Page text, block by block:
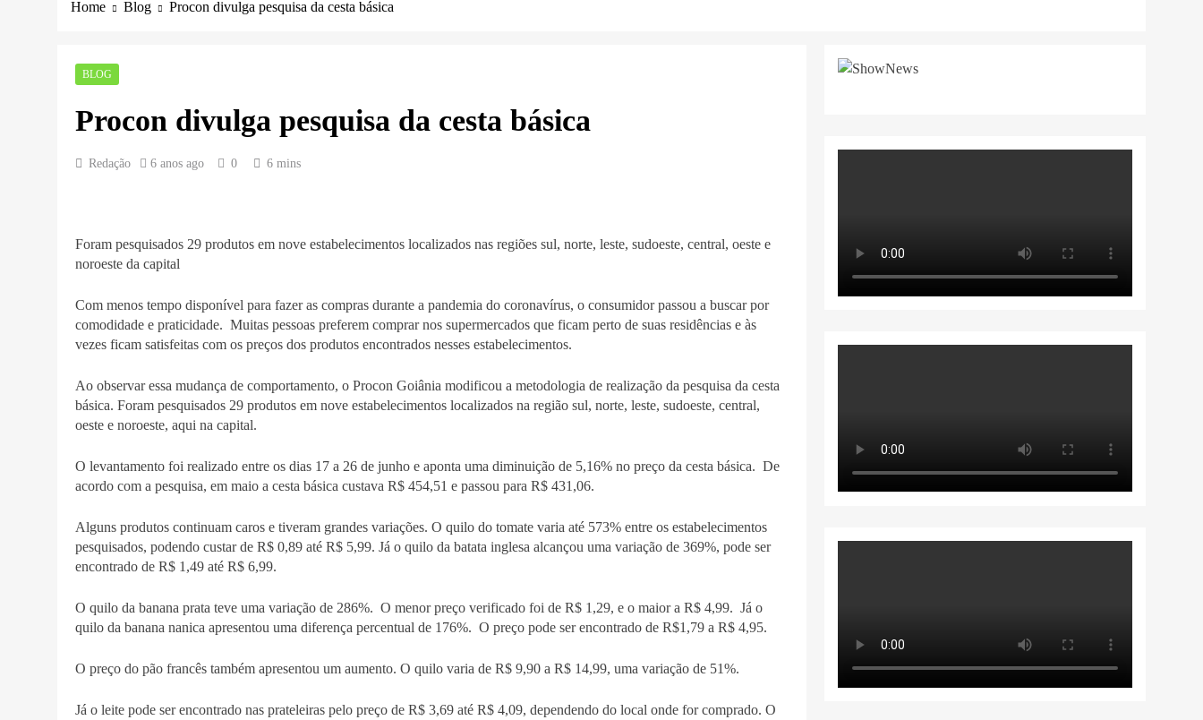
Home Blog Procon divulga pesquisa da cesta básica
BLOG
Procon divulga pesquisa da cesta básica
Redação 6 anos ago 0 6 mins
Foram pesquisados 29 produtos em nove estabelecimentos localizados nas regiões sul, norte, leste, sudoeste, central, oeste e
noroeste da capital
Com menos tempo disponível para fazer as compras durante a pandemia do coronavírus, o consumidor passou a buscar por
comodidade e praticidade. Muitas pessoas preferem comprar nos supermercados que ficam perto de suas residências e às
vezes ficam satisfeitas com os preços dos produtos encontrados nesses estabelecimentos.
Ao observar essa mudança de comportamento, o Procon Goiânia modificou a metodologia de realização da pesquisa da cesta
básica. Foram pesquisados 29 produtos em nove estabelecimentos localizados na região sul, norte, leste, sudoeste, central,
oeste e noroeste, aqui na capital.
O levantamento foi realizado entre os dias 17 a 26 de junho e aponta uma diminuição de 5,16% no preço da cesta básica. De
acordo com a pesquisa, em maio a cesta básica custava R$ 454,51 e passou para R$ 431,06.
Alguns produtos continuam caros e tiveram grandes variações. O quilo do tomate varia até 573% entre os estabelecimentos
pesquisados, podendo custar de R$ 0,89 até R$ 5,99. Já o quilo da batata inglesa alcançou uma variação de 369%, pode ser
encontrado de R$ 1,49 até R$ 6,99.
O quilo da banana prata teve uma variação de 286%. O menor preço verificado foi de R$ 1,29, e o maior a R$ 4,99. Já o
quilo da banana nanica apresentou uma diferença percentual de 176%. O preço pode ser encontrado de R$1,79 a R$ 4,95.
O preço do pão francês também apresentou um aumento. O quilo varia de R$ 9,90 a R$ 14,99, uma variação de 51%.
Já o leite pode ser encontrado nas prateleiras pelo preço de R$ 3,69 até R$ 4,09, dependendo do local onde for comprado. O